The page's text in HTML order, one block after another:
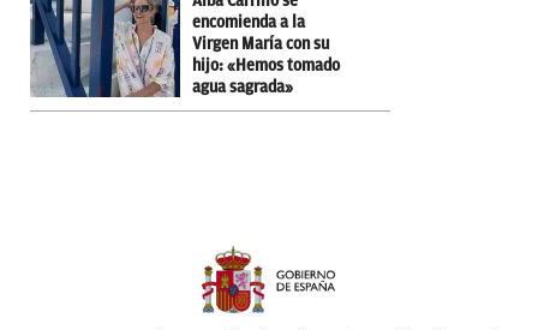
encomienda a la
Virgen María con su
hijo: «Hemos tomado
agua sagrada»